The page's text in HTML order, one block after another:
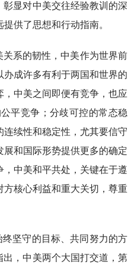
显对中美交往经验教训的深
供了思想和行动指南。
系的韧性，中美作为世界前
成许多有利于两国和世界的
中美之间即便有竞争，也应
平竞争；分歧可控的常态稳
续性和稳定性，尤其要信守
和国际形势提供更多的确定
中美和平共处，关键在于遵
核心利益和重大关切，尊重
坚守的目标、共同努力的方
出，中美两个大国打交道，第